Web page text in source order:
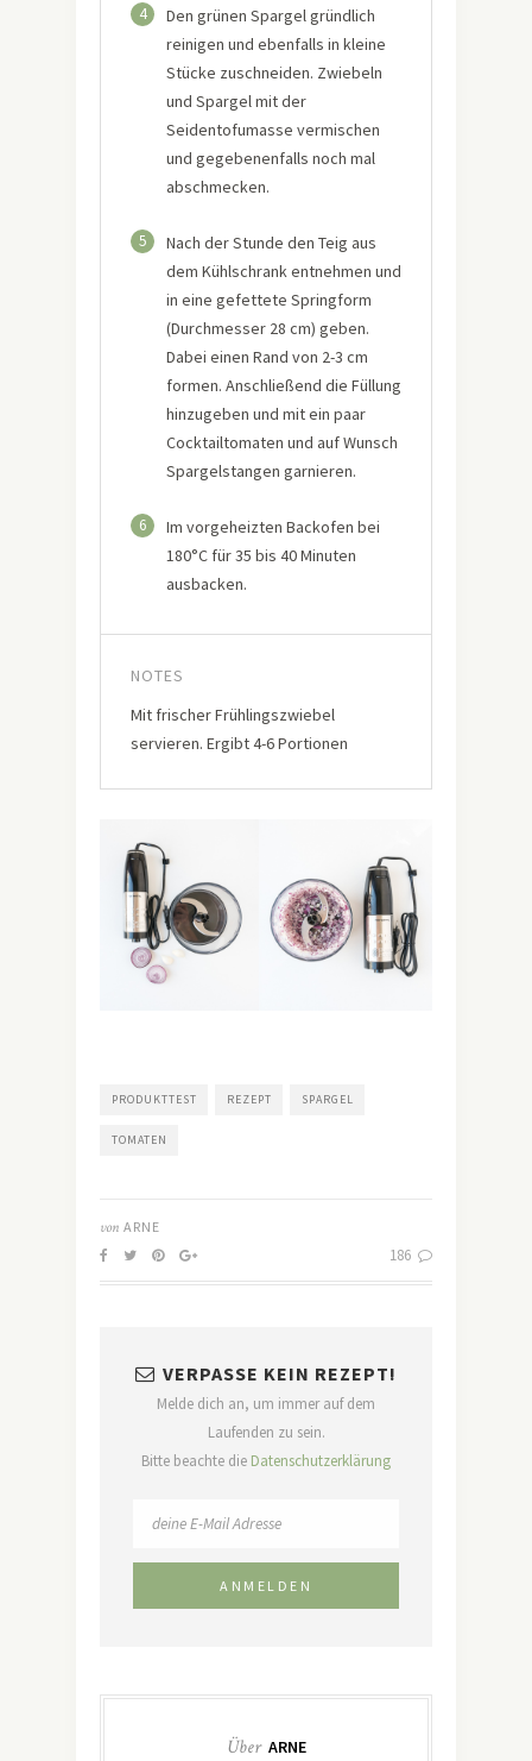
4
Den grünen Spargel gründlich
reinigen und ebenfalls in kleine
Stücke zuschneiden. Zwiebeln
und Spargel mit der
Seidentofumasse vermischen
und gegebenenfalls noch mal
abschmecken.
5
Nach der Stunde den Teig aus
dem Kühlschrank entnehmen und
in eine gefettete Springform
(Durchmesser 28 cm) geben.
Dabei einen Rand von 2-3 cm
formen. Anschließend die Füllung
hinzugeben und mit ein paar
Cocktailtomaten und auf Wunsch
Spargelstangen garnieren.
6
Im vorgeheizten Backofen bei
180°C für 35 bis 40 Minuten
ausbacken.
NOTES
Mit frischer Frühlingszwiebel
servieren. Ergibt 4-6 Portionen
PRODUKTTEST REZEPT SPARGEL
TOMATEN
von ARNE
186
VERPASSE KEIN REZEPT!
Melde dich an, um immer auf dem
Laufenden zu sein.
Bitte beachte die Datenschutzerklärung
Über ARNE